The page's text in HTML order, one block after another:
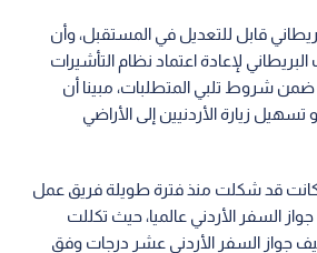
قابل للتعديل في المستقبل، وأن
لإعادة اعتماد نظام التأشيرات
الإلكترونية السابق ETA ضمن شروط تلبي المتطلبات، مبينا أن
زيارة الأردنيين إلى الأراضي
كانت قد شكلت منذ فترة طويلة فريق عمل
السفر الأردني عالميا، حيث تكللت
جواز السفر الأردني عشر درجات وفق